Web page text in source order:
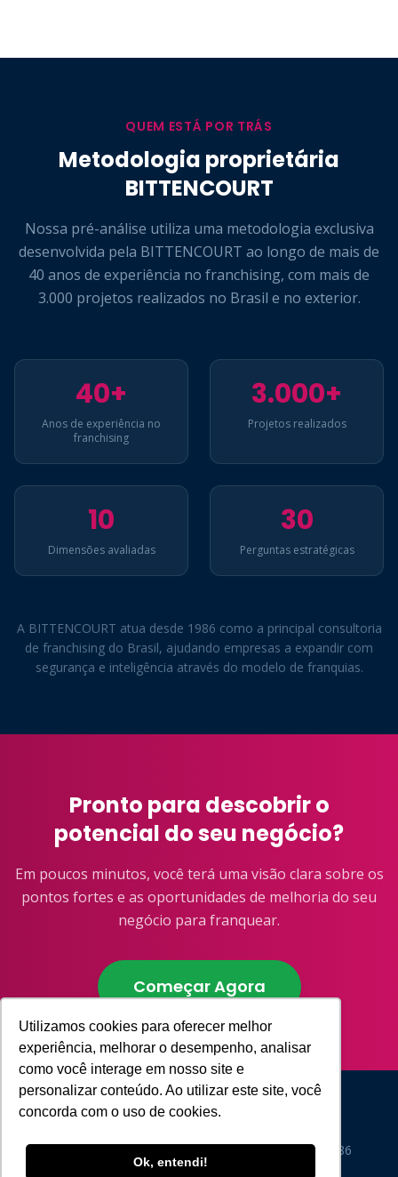
Utilizamos cookies para oferecer melhor
experiência, melhorar o desempenho, analisar
como você interage em nosso site e
personalizar conteúdo. Ao utilizar este site, você
concorda com o uso de cookies.
Ok, entendi!
QUEM ESTÁ POR TRÁS
Metodologia proprietária
BITTENCOURT
Nossa pré-análise utiliza uma metodologia exclusiva
desenvolvida pela BITTENCOURT ao longo de mais de
40 anos de experiência no franchising, com mais de
3.000 projetos realizados no Brasil e no exterior.
40+
Anos de experiência no
franchising
3.000+
Projetos realizados
10
Dimensões avaliadas
30
Perguntas estratégicas
A BITTENCOURT atua desde 1986 como a principal consultoria
de franchising do Brasil, ajudando empresas a expandir com
segurança e inteligência através do modelo de franquias.
Pronto para descobrir o
potencial do seu negócio?
Em poucos minutos, você terá uma visão clara sobre os
pontos fortes e as oportunidades de melhoria do seu
negócio para franquear.
Começar Agora
Consultoria líder em franchising no Brasil desde 1986